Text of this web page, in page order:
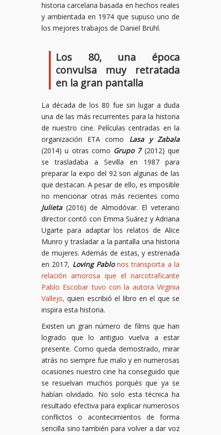
historia carcelaria basada en hechos reales
y ambientada en 1974 que supuso uno de
los mejores trabajos de Daniel Brühl.
Los 80, una época
convulsa muy retratada
en la gran pantalla
La década de los 80 fue sin lugar a duda
una de las más recurrentes para la historia
de nuestro cine. Películas centradas en la
organización ETA como Lasa y Zabala
(2014) u otras como Grupo 7(2012) que
se trasladaba a Sevilla en 1987 para
preparar la expo del 92 son algunas de las
que destacan. A pesar de ello, es imposible
no mencionar otras más recientes como
Julieta(2016) de Almodóvar. El veterano
director contó con Emma Suárez y Adriana
Ugarte para adaptar los relatos de Alice
Munro y trasladar a la pantalla una historia
de mujeres. Además de estas, y estrenada
en 2017, Loving Pablo nos transporta a la
relación amorosa que el narcotraficante
Pablo Escobar tuvo con la autora Virginia
Vallejo, quien escribió el libro en el que se
inspira esta historia.
Existen un gran número de films que han
logrado que lo antiguo vuelva a estar
presente. Como queda demostrado, mirar
atrás no siempre fue malo y en numerosas
ocasiones nuestro cine ha conseguido que
se resuelvan muchos porqués que ya se
habían olvidado. No solo esta técnica ha
resultado efectiva para explicar numerosos
conflictos o acontecimientos de forma
sencilla sino también para volver a dar voz